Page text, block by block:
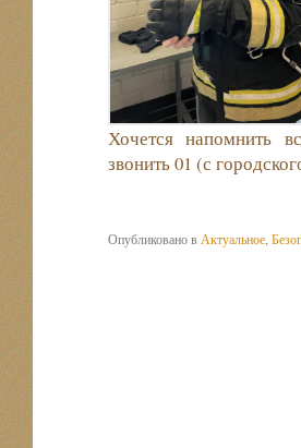
Хочется напомнить
звонить 01 (с
Опубликовано в Актуальное